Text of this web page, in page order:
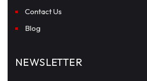
Contact Us
Blog
NEWSLETTER